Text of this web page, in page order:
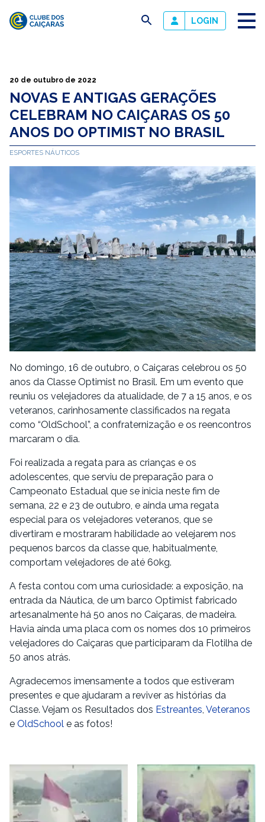
Caiçaras
busca LOGIN
20 de outubro de 2022
NOVAS E ANTIGAS GERAÇÕES
CELEBRAM NO CAIÇARAS OS 50
ANOS DO OPTIMIST NO BRASIL
ESPORTES NÁUTICOS
No domingo, 16 de outubro, o Caiçaras celebrou os 50
anos da Classe Optimist no Brasil. Em um evento que
reuniu os velejadores da atualidade, de 7 a 15 anos, e os
veteranos, carinhosamente classificados na regata
como “OldSchool”, a confraternização e os reencontros
marcaram o dia.
Foi realizada a regata para as crianças e os
adolescentes, que serviu de preparação para o
Campeonato Estadual que se inicia neste fim de
semana, 22 e 23 de outubro, e ainda uma regata
especial para os velejadores veteranos, que se
divertiram e mostraram habilidade ao velejarem nos
pequenos barcos da classe que, habitualmente,
comportam velejadores de até 60kg.
A festa contou com uma curiosidade: a exposição, na
entrada da Náutica, de um barco Optimist fabricado
artesanalmente há 50 anos no Caiçaras, de madeira.
Havia ainda uma placa com os nomes dos 10 primeiros
velejadores do Caiçaras que participaram da Flotilha de
50 anos atrás.
Agradecemos imensamente a todos que estiveram
presentes e que ajudaram a reviver as histórias da
Classe. Vejam os Resultados dos Estreantes, Veteranos
e OldSchool e as fotos!